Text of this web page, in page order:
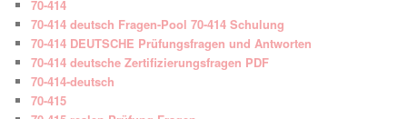
70-414
70-414 deutsch Fragen-Pool 70-414 Schulung
70-414 DEUTSCHE Prüfungsfragen und Antworten
70-414 deutsche Zertifizierungsfragen PDF
70-414-deutsch
70-415